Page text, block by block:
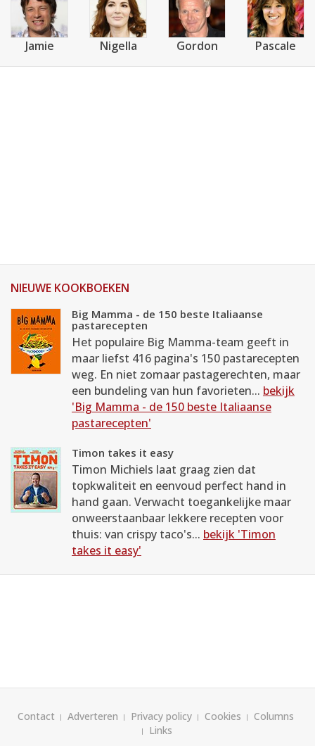
Jamie Nigella Gordon Pascale
NIEUWE KOOKBOEKEN
Big Mamma - de 150 beste Italiaanse
pastarecepten
Het populaire Big Mamma-team geeft in
maar liefst 416 pagina's 150 pastarecepten
weg. En niet zomaar pastagerechten, maar
een bundeling van hun favorieten... bekijk
'Big Mamma - de 150 beste Italiaanse
pastarecepten'
Timon takes it easy
Timon Michiels laat graag zien dat
topkwaliteit en eenvoud perfect hand in
hand gaan. Verwacht toegankelijke maar
onweerstaanbaar lekkere recepten voor
thuis: van crispy taco's... bekijk 'Timon
takes it easy'
Contact Adverteren Privacy policy Cookies
Columns
Links